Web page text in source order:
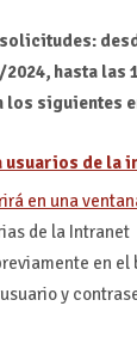
hasta las
los siguientes
de la
de la Intranet
en el
y